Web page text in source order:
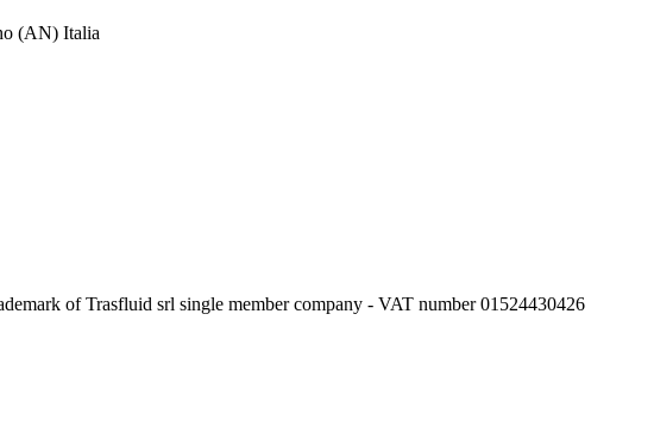
(AN) Italia
of Trasfluid srl single member company - VAT number 01524430426